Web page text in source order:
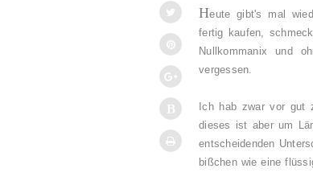
Heute gibt's mal
fertig kaufen,
Nullkommanix und
vergessen.
Ich hab zwar vor gut
dieses ist aber um
entscheidenden
bißchen wie eine